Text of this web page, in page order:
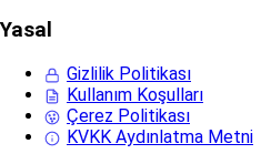
Yasal
Gizlilik Politikası
Kullanım Koşulları
Çerez Politikası
KVKK Aydınlatma Metni